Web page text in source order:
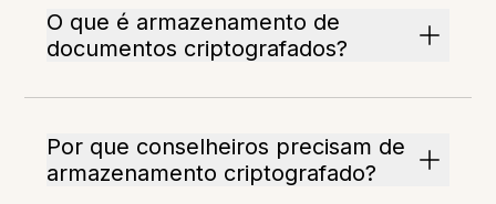
O que é armazenamento de
documentos criptografados?
Por que conselheiros precisam de
armazenamento criptografado?